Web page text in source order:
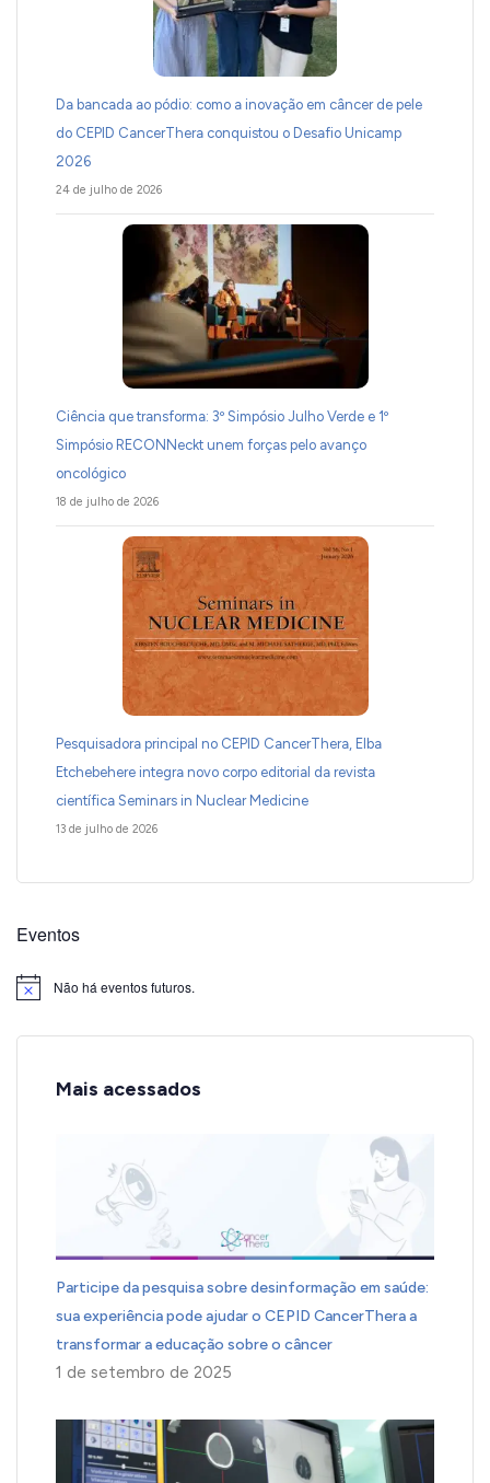
Da bancada ao pódio: como a inovação em câncer de pele
do CEPID CancerThera conquistou o Desafio Unicamp
2026
24 de julho de 2026
Ciência que transforma: 3º Simpósio Julho Verde e 1º
Simpósio RECONNeckt unem forças pelo avanço
oncológico
18 de julho de 2026
Pesquisadora principal no CEPID CancerThera, Elba
Etchebehere integra novo corpo editorial da revista
científica Seminars in Nuclear Medicine
13 de julho de 2026
Eventos
Notice Não há eventos futuros.
Mais acessados
Participe da pesquisa sobre desinformação em saúde:
sua experiência pode ajudar o CEPID CancerThera a
transformar a educação sobre o câncer
1 de setembro de 2025